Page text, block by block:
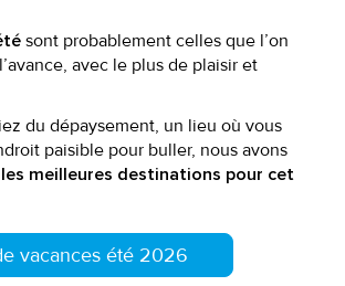
sont probablement celles que l’on
avec le plus de plaisir et
du dépaysement, un lieu où vous
paisible pour buller, nous avons
les meilleures destinations pour cet
vacances été 2026